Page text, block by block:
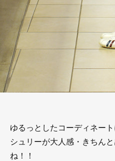
ゆるっとしたコーディネー
シュリーが大人感・きちん
ね！！